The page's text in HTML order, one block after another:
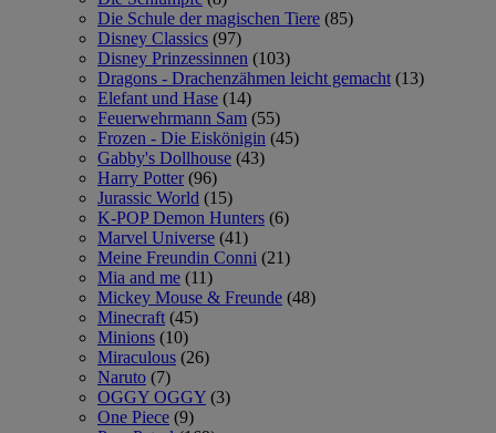
Die Schule der magischen Tiere (85)
Disney Classics (97)
Disney Prinzessinnen (103)
Dragons - Drachenzähmen leicht gemacht (13)
Elefant und Hase (14)
Feuerwehrmann Sam (55)
Frozen - Die Eiskönigin (45)
Gabby's Dollhouse (43)
Harry Potter (96)
Jurassic World (15)
K-POP Demon Hunters (6)
Marvel Universe (41)
Meine Freundin Conni (21)
Mia and me (11)
Mickey Mouse & Freunde (48)
Minecraft (45)
Minions (10)
Miraculous (26)
Naruto (7)
OGGY OGGY (3)
One Piece (9)